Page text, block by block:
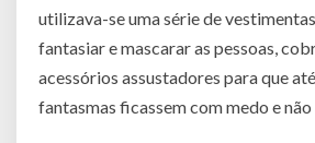
utilizava-se uma série de
fantasiar e mascarar as pessoas,
acessórios assustadores para que
fantasmas ficassem com medo e não